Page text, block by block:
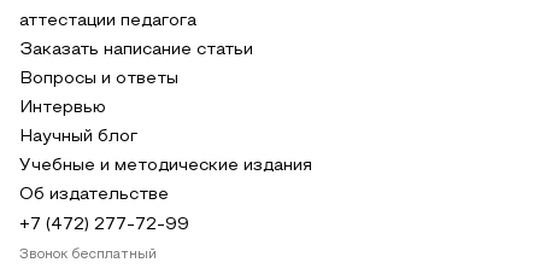
аттестации педагога
Заказать написание статьи
Вопросы и ответы
Интервью
Научный блог
Учебные и методические издания
Об издательстве
+7 (472) 277-72-99
Звонок бесплатный